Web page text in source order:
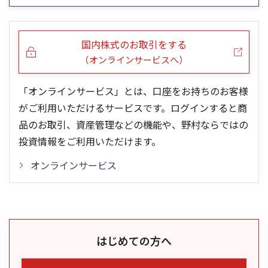
13週移動平均 26週移動平均 出来高(千)
0
5ヶ月移動平均 25ヶ月移動平均 出来高(千)
0
国内株式のお取引をする
（オンラインサービスへ）
「オンラインサービス」とは、口座をお持ちのお客様
がご利用いただけるサービスです。ログインすると商
品のお取引、資産管理などの機能や、野村ならではの
投資情報をご利用いただけます。
オンラインサービス
はじめての方へ